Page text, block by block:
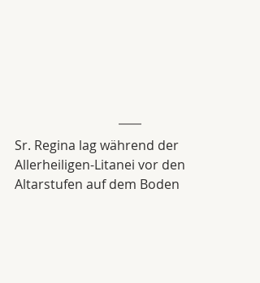
Sr. Regina lag während der
Allerheiligen-Litanei vor den
Altarstufen auf dem Boden